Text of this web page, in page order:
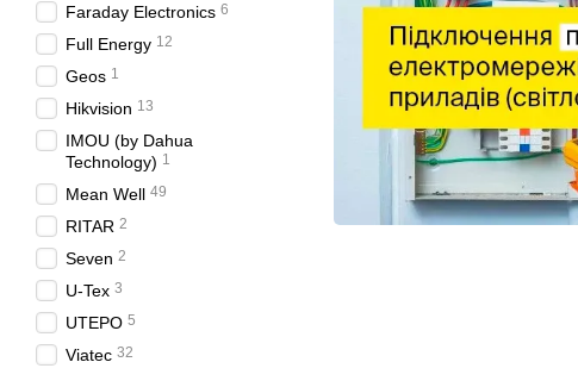
Faraday Electronics 6
Full Energy 12
Geos 1
Hikvision 13
IMOU (by Dahua
Technology) 1
Mean Well 49
RITAR 2
Seven 2
U-Tex 3
UTEPO 5
Viatec 32